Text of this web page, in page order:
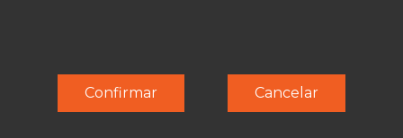
© Techolder. Todos os direitos reservados.
SmashLine
Cancelar
Confirmar